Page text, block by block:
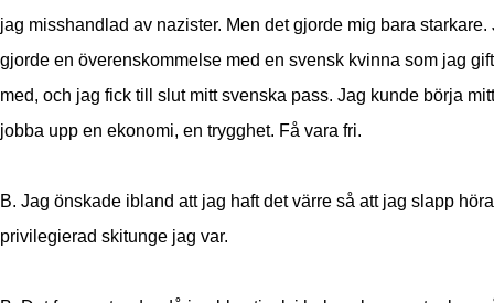
jag misshandlad av nazister. Men det gjorde mig bara starkare.
gjorde en överenskommelse med en svensk kvinna som jag
med, och jag fick till slut mitt svenska pass. Jag kunde börja
jobba upp en ekonomi, en trygghet. Få vara fri.
B. Jag önskade ibland att jag haft det värre så att jag slapp
privilegierad skitunge jag var.